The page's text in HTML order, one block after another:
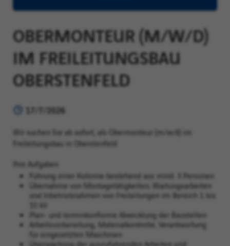
OBERMONTEUR (M/W/D)
IM FREILEITUNGSBAU
OBERSTENFELD
17/7/2026
Wir suchen Sie ab sofort, als Obermonteur (m/w/d) im
Freileitungsbau in Oberstenfeld
Ihre Aufgaben
Führung einer Kolonne bestehend aus mind. 3 Personen
Übernahme von Montagetätigkeiten, Wartungsarbeiten
und Inbetriebnahmen von Freileitungen im Bereich 1 bis
10 kV
Plan- und terminkonforme Abwicklung der Baustellen
Arbeitsvorbereitung, Materialkontrolle, Verantwortung
für eingesetzten Maschinen
Überwachung der auszuführenden Arbeiten und